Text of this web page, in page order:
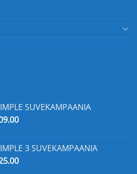
SUVEKAMPAANIA
Current
€109.00.
3 SUVEKAMPAANIA
Current